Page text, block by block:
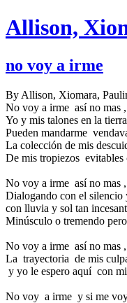
Allison,
no voy a irme
By Allison, Xiomara,
No voy a irme así no mas
Yo y mis talones en la
Pueden mandarme
La colección de mis
De mis tropiezos evitables
No voy a irme así no mas
Dialogando con el silencio
con lluvia y sol tan
Minúsculo o tremendo
No voy a irme así no mas
La trayectoria de mis
y yo le espero aquí con
No voy a irme y si me voy